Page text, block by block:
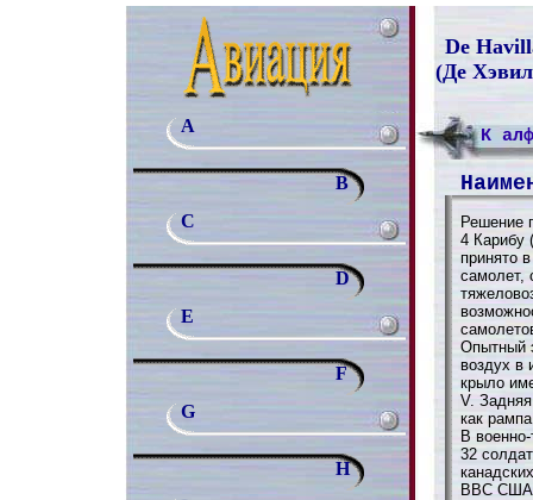
De
(Де
A
B
C
D
E
F
G
H
К
Решение
4 Карибу
принято
самолет,
Опытный
воздух в
крыло
V.
как
В
32
ВВС США